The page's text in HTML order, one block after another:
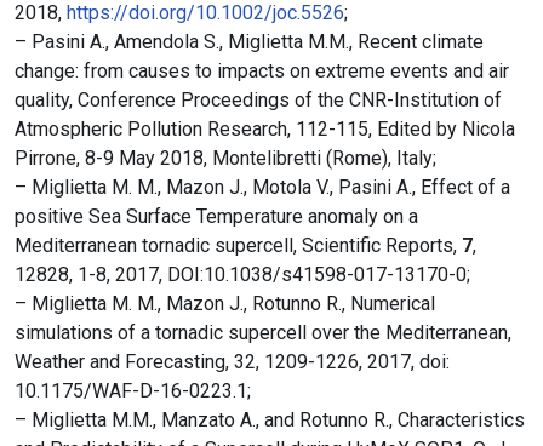
2018, https://doi.org/10.1002/joc.5526;
– Pasini A., Amendola S., Miglietta M.M., Recent climate
change: from causes to impacts on extreme events and air
quality, Conference Proceedings of the CNR-Institution of
Atmospheric Pollution Research, 112-115, Edited by Nicola
Pirrone, 8-9 May 2018, Montelibretti (Rome), Italy;
– Miglietta M. M., Mazon J., Motola V., Pasini A., Effect of a
positive Sea Surface Temperature anomaly on a
Mediterranean tornadic supercell, Scientific Reports, 7,
12828, 1-8, 2017, DOI:10.1038/s41598-017-13170-0;
– Miglietta M. M., Mazon J., Rotunno R., Numerical
simulations of a tornadic supercell over the Mediterranean,
Weather and Forecasting, 32, 1209-1226, 2017, doi:
10.1175/WAF-D-16-0223.1;
– Miglietta M.M., Manzato A., and Rotunno R., Characteristics